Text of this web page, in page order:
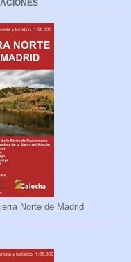
Norte de Madrid